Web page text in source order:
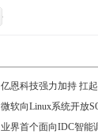
亿恩科技强力加持 扛
微软向Linux系统开放
业界首个面向IDC智能